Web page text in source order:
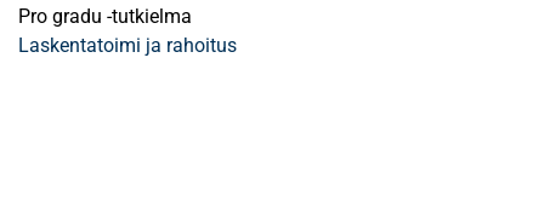
Pro gradu -tutkielma
Laskentatoimi ja rahoitus